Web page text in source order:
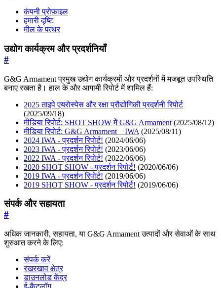
कंपनी प्रोफ़ाइल
हमारी दृष्टि
मील के पत्थर
उद्योग कार्यक्रम और प्रदर्शनियाँ
#
G&G Armament प्रमुख उद्योग कार्यक्रमों और प्रदर्शनों में मजबूत उपस्थिति
बनाए रखता है। हाल के और आगामी रिपोर्ट में शामिल हैं:
2025 ताइपे एयरोस्पेस और रक्षा प्रौद्योगिकी प्रदर्शनी रिपोर्ट
(2025/09/18)
मीडिया रिपोर्ट: SHOT SHOW में G&G Armament (2025/08/12)
मीडिया रिपोर्ट: G&G Armament _ IWA (2025/08/11)
2024 IWA - प्रदर्शन रिपोर्ट! (2024/06/06)
2023 IWA - प्रदर्शन रिपोर्ट! (2023/06/06)
2022 IWA - प्रदर्शन रिपोर्ट! (2022/06/06)
2020 SHOT SHOW - प्रदर्शन रिपोर्ट! (2020/06/06)
2019 IWA - प्रदर्शन रिपोर्ट! (2019/06/06)
2019 SHOT SHOW - प्रदर्शन रिपोर्ट! (2019/06/06)
संपर्क और सहायता
#
अधिक जानकारी, सहायता, या G&G Armament उत्पादों और सेवाओं के साथ
शुरुआत करने के लिए:
संपर्क करें
रखरखाव क्षेत्र
डाउनलोड केंद्र